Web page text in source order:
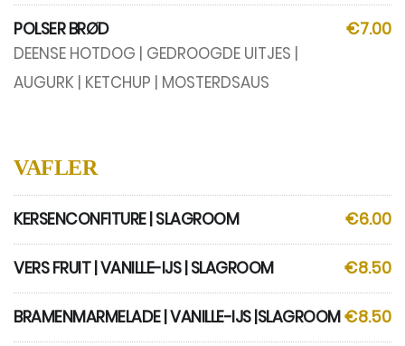
POLSER BRØD
€7.00
DEENSE HOTDOG | GEDROOGDE UITJES |
AUGURK | KETCHUP | MOSTERDSAUS
VAFLER
KERSENCONFITURE | SLAGROOM €6.00
VERS FRUIT | VANILLE-IJS | SLAGROOM €8.50
BRAMENMARMELADE | VANILLE-IJS |SLAGROOM€8.50